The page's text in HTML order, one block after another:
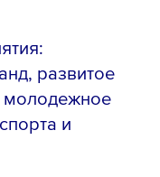
развитое
молодежное
и